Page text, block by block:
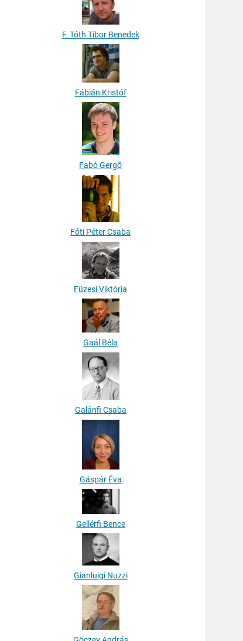
F. Tóth Tibor Benedek
Fábián Kristóf
Fabó Gergő
Fóti Péter Csaba
Füzesi Viktória
Gaál Béla
Galánfi Csaba
Gáspár Éva
Gellérfi Bence
Gianluigi Nuzzi